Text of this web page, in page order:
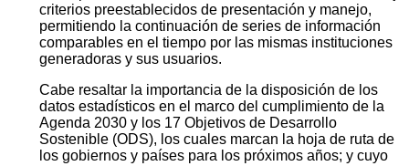
criterios preestablecidos de presentación y manejo,
permitiendo la continuación de series de información
comparables en el tiempo por las mismas instituciones
generadoras y sus usuarios.
Cabe resaltar la importancia de la disposición de los
datos estadísticos en el marco del cumplimiento de la
Agenda 2030 y los 17 Objetivos de Desarrollo
Sostenible (ODS), los cuales marcan la hoja de ruta de
los gobiernos y países para los próximos años; y cuyo